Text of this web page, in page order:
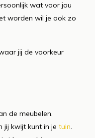
wat voor jou
worden wil je ook zo
jij de voorkeur
de meubelen.
jij kwijt kunt in je tuin.